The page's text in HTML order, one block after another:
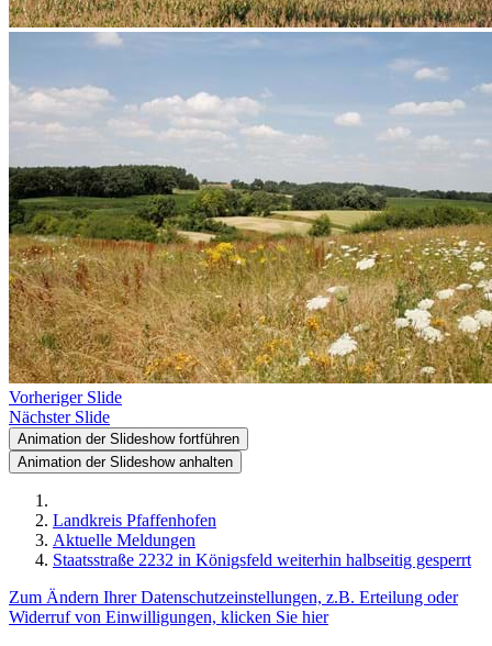
Vorheriger Slide
Nächster Slide
Animation der Slideshow fortführen
Animation der Slideshow anhalten
Landkreis Pfaffenhofen
Aktuelle Meldungen
Staatsstraße 2232 in Königsfeld weiterhin halbseitig gesperrt
Zum Ändern Ihrer Datenschutzeinstellungen, z.B. Erteilung oder
Widerruf von Einwilligungen, klicken Sie hier